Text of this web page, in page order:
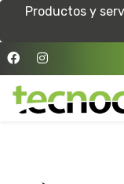
Productos y